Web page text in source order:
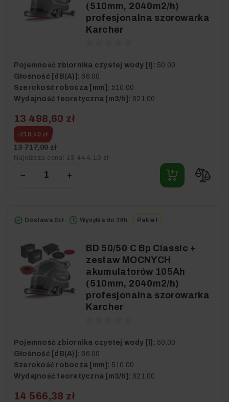
(510mm, 2040m2/h)
profesjonalna szorowarka
Karcher
Pojemność zbiornika czystej wody [l]: 50.00
Głośność [dB(A)]: 66.00
Szerokość robocza [mm]: 510.00
Wydajność teoretyczna [m3/h]: 621.00
13 498,60 zł
-218,40 zł
13 717,00 zł
Najniższa cena: 13 444,10 zł
− +
Pakiet
Dostawa 0zł Wysyłka do 24h
BD 50/50 C Bp Classic +
zestaw MOCNYCH
akumulatorów 105Ah
(510mm, 2040m2/h)
profesjonalna szorowarka
Karcher
Pojemność zbiornika czystej wody [l]: 50.00
Głośność [dB(A)]: 66.00
Szerokość robocza [mm]: 510.00
Wydajność teoretyczna [m3/h]: 621.00
14 566,38 zł